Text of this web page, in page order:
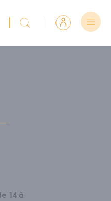
du CJFCB
Rechercher sur CJFCBSe connecter
14 à